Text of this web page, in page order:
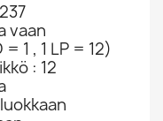
vaan
1 , 1 LP = 12)
: 12